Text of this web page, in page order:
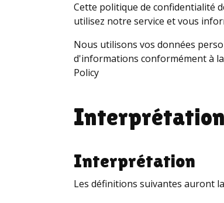
Cette politique de confidentialité
utilisez notre service et vous
Nous utilisons vos données
d'informations conformément à
Policy
Interprétation
Les définitions suivantes auront